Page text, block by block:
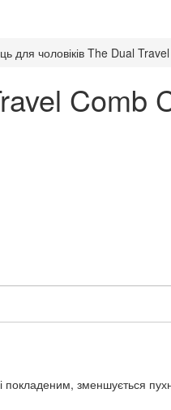
для чоловіків The Dual
Comb
покладеним, зменшується